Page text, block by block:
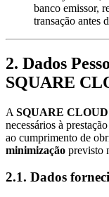
banco emissor,
transação antes
2. Dados
SQUARE
A SQUARE CLOUD
necessários à
ao cumprimento de
minimização previsto
2.1. Dados